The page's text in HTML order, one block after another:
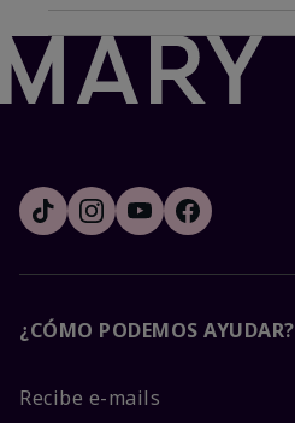
¿CÓMO PODEMOS AYUDAR?
Recibe e-mails